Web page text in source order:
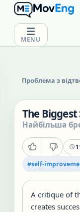
MENU
Проблема з
The Biggest
Найбільша
#self-
A critique of
creates